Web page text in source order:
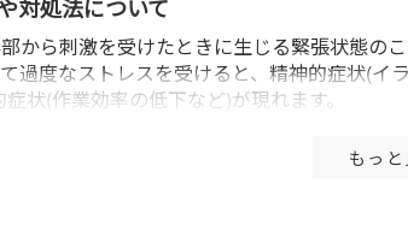
対処法について
から刺激を受けたときに生じる緊張状態の
過度なストレスを受けると、精神的症状(
状(作業効率の低下など)が現れます。
スと上手くつきあっていくことが重要です。